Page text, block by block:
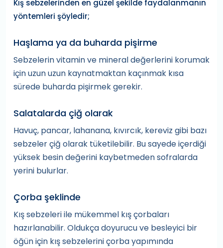
Kış sebzelerinden en güzel şekilde faydalanmanın
yöntemleri şöyledir;
Haşlama ya da buharda pişirme
Sebzelerin vitamin ve mineral değerlerini korumak
için uzun uzun kaynatmaktan kaçınmak kısa
sürede buharda pişirmek gerekir.
Salatalarda çiğ olarak
Havuç, pancar, lahanana, kıvırcık, kereviz gibi bazı
sebzeler çiğ olarak tüketilebilir. Bu sayede içerdiği
yüksek besin değerini kaybetmeden sofralarda
yerini bulurlar.
Çorba şeklinde
Kış sebzeleri ile mükemmel kış çorbaları
hazırlanabilir. Oldukça doyurucu ve besleyici bir
öğün için kış sebzelerini çorba yapımında